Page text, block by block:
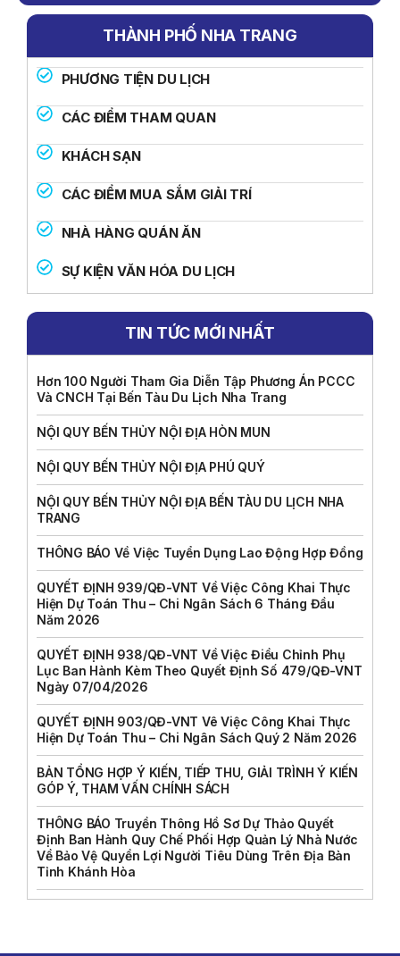
THÀNH PHỐ NHA TRANG
PHƯƠNG TIỆN DU LỊCH
CÁC ĐIỂM THAM QUAN
KHÁCH SẠN
CÁC ĐIỂM MUA SẮM GIẢI TRÍ
NHÀ HÀNG QUÁN ĂN
SỰ KIỆN VĂN HÓA DU LỊCH
TIN TỨC MỚI NHẤT
Hơn 100 Người Tham Gia Diễn Tập Phương Án PCCC
Và CNCH Tại Bến Tàu Du Lịch Nha Trang
NỘI QUY BẾN THỦY NỘI ĐỊA HÒN MUN
NỘI QUY BẾN THỦY NỘI ĐỊA PHÚ QUÝ
NỘI QUY BẾN THỦY NỘI ĐỊA BẾN TÀU DU LỊCH NHA
TRANG
THÔNG BÁO Về Việc Tuyển Dụng Lao Động Hợp Đồng
QUYẾT ĐỊNH 939/QĐ-VNT Về Việc Công Khai Thực
Hiện Dự Toán Thu – Chi Ngân Sách 6 Tháng Đầu
Năm 2026
QUYẾT ĐỊNH 938/QĐ-VNT Về Việc Điều Chỉnh Phụ
Lục Ban Hành Kèm Theo Quyết Định Số 479/QĐ-VNT
Ngày 07/04/2026
QUYẾT ĐỊNH 903/QĐ-VNT Vê Việc Công Khai Thực
Hiện Dự Toán Thu – Chi Ngân Sách Quý 2 Năm 2026
BẢN TỔNG HỢP Ý KIẾN, TIẾP THU, GIẢI TRÌNH Ý KIẾN
GÓP Ý, THAM VẤN CHÍNH SÁCH
THÔNG BÁO Truyền Thông Hồ Sơ Dự Thảo Quyết
Định Ban Hành Quy Chế Phối Hợp Quản Lý Nhà Nước
Về Bảo Vệ Quyền Lợi Người Tiêu Dùng Trên Địa Bàn
Tỉnh Khánh Hòa